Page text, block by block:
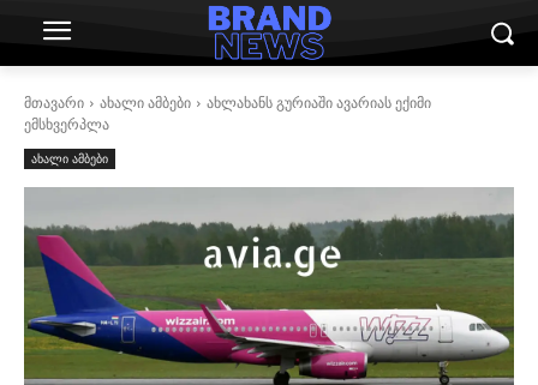
მთავარი ახალი ამბები
ახლახანს გურიაში ავარიას ექიმი
ემსხვერპლა
ახალი ამბები